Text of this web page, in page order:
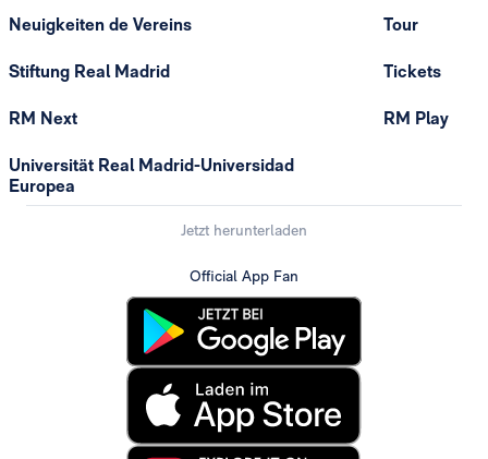
Neuigkeiten de Vereins
Stiftung Real Madrid
RM Next
Universität Real Madrid-Universidad
Europea
Tour
Tickets
RM Play
Jetzt herunterladen
Official App Fan